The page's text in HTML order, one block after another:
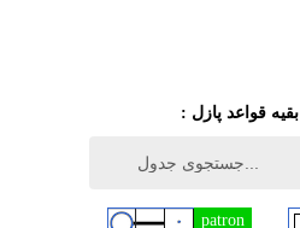
: بقیه قواعد پازل